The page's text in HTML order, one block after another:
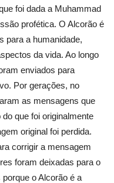
foi dada a Muhammad
para a humanidade,
da vida. Ao longo
enviados para
Por gerações, no
as mensagens que
que foi originalmente
original foi perdida.
corrigir a mensagem
foram deixadas para o
o Alcorão é a